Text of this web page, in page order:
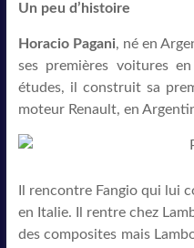
Un peu d’histoire
Horacio Pagani, né en
ses premières voitures
études, il construit sa
moteur Renault, en
Il rencontre Fangio qui lui
en Italie. Il rentre chez
des composites mais